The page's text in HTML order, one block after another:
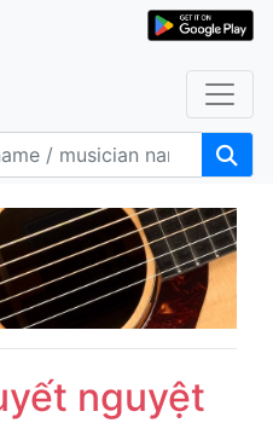
nguyệt